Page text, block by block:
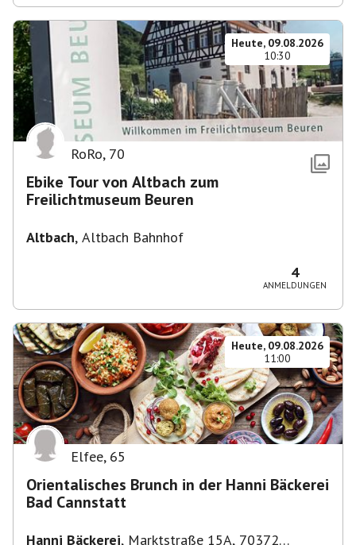
Heute, 09.08.2026
10:30
RoRo, 70
Ebike Tour von Altbach zum
Freilichtmuseum Beuren
Altbach, Altbach Bahnhof
4
ANMELDUNGEN
Heute, 09.08.2026
11:00
Elfee, 65
Orientalisches Brunch in der Hanni Bäckerei
Bad Cannstatt
Hanni Bäckerei, Marktstraße 15A, 70372